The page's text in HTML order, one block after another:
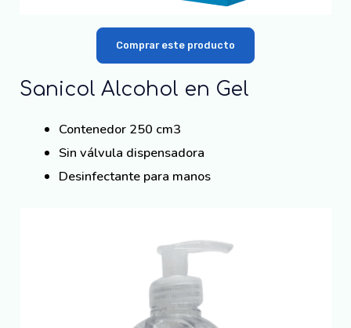
Comprar este producto
Sanicol Alcohol en Gel
Contenedor 250 cm3
Sin válvula dispensadora
Desinfectante para manos